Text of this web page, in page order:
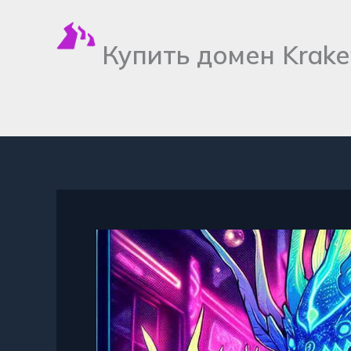
содержимому
Купить домен